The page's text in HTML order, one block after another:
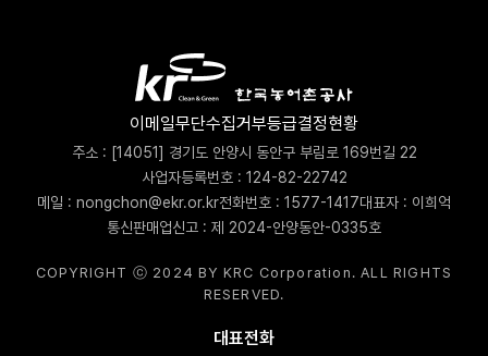
이메일무단수집거부등급결정현황
주소 : [14051] 경기도 안양시 동안구 부림로 169번길 22
사업자등록번호 : 124-82-22742
메일 : nongchon@ekr.or.kr전화번호 : 1577-1417대표자 : 이희억
통신판매업신고 : 제 2024-안양동안-0335호
COPYRIGHT ⓒ 2024 BY KRC Corporation. ALL RIGHTS
RESERVED.
대표전화